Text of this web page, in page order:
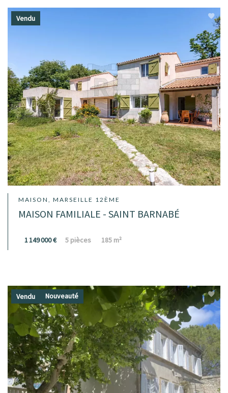
MAISON, MARSEILLE 12ÈME
MAISON FAMILIALE - SAINT BARNABÉ
1 149 000 € 5 pièces 185 m²
Vendu
Vendu Nouveauté